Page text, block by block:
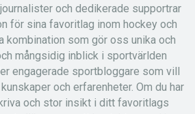
och dedikerade supportrar
för sina favoritlag inom hockey och
kombination som gör oss unika och
mångsidig inblick i sportvärlden
engagerade sportbloggare som vill
och erfarenheter. Om du har
och stor insikt i ditt favoritlags